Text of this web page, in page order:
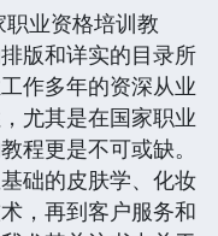
职业资格培训教
版和详实的目录所
作多年的资深从业
尤其是在国家职业
程更是不可或缺。
础的皮肤学、化妆
，再到客户服务和